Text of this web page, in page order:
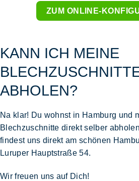
ZUM ONLINE-
KANN ICH MEINE
ABHOLEN?
Na klar! Du wohnst in Hamburg und
Blechzuschnitte direkt selber
findest uns direkt am schönen
Luruper Hauptstraße 54.
Wir freuen uns auf Dich!